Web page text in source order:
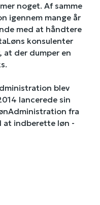
noget. Af samme
igennem mange år
med at håndtere
konsulenter
at der dumper en
blev
lancerede sin
fra
at indberette løn -